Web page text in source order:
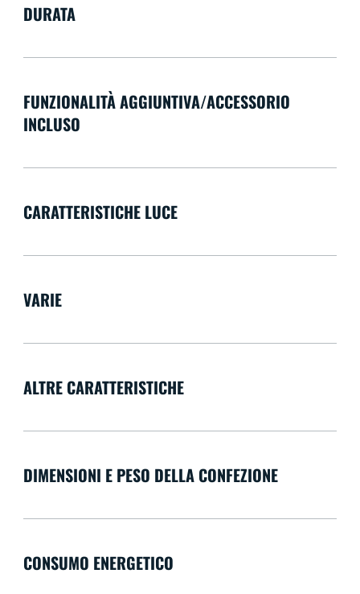
DURATA
FUNZIONALITÀ AGGIUNTIVA/ACCESSORIO
INCLUSO
CARATTERISTICHE LUCE
VARIE
ALTRE CARATTERISTICHE
DIMENSIONI E PESO DELLA CONFEZIONE
CONSUMO ENERGETICO